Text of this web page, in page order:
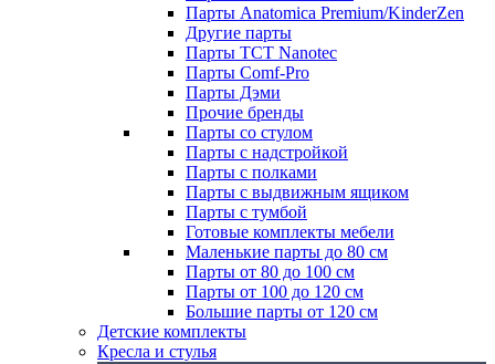
Парты Anatomica Premium/KinderZen
Другие парты
Парты TCT Nanotec
Парты Comf-Pro
Парты Дэми
Прочие бренды
Парты со стулом
Парты с надстройкой
Парты с полками
Парты с выдвижным ящиком
Парты с тумбой
Готовые комплекты мебели
Маленькие парты до 80 см
Парты от 80 до 100 см
Парты от 100 до 120 см
Большие парты от 120 см
Детские комплекты
Кресла и стулья